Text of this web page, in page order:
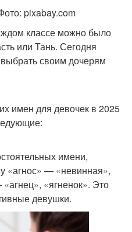
pixabay.com
классе можно было
или Тань. Сегодня
своим дочерям
имен для девочек в 2025
имени,
«агнос» — «невинная»,
«ягненок». Это
девушки.